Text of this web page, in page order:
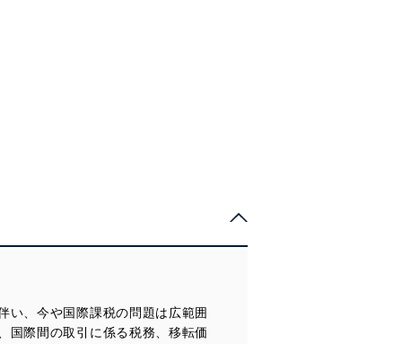
い、今や国際課税の問題は広範囲
国際間の取引に係る税務、移転価